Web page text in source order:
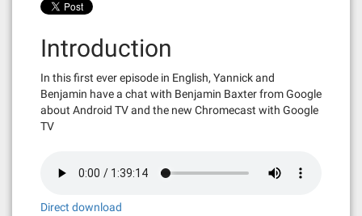
Introduction
In this first ever episode in English, Yannick and
Benjamin have a chat with Benjamin Baxter from Google
about Android TV and the new Chromecast with Google
TV
Direct download